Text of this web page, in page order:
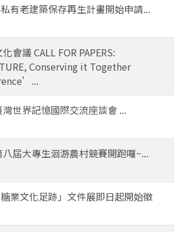
有老建築保存再生計畫開始申請...
會議 CALL FOR PAPERS:
Conserving it Together
世界記憶國際交流座談會 ...
屆大專生洄游農村競賽開跑囉~...
糖業文化足跡」文件展即日起開始徵